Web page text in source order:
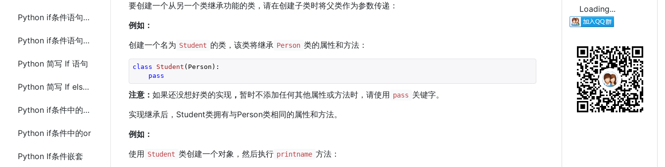
Python if条件语句中elif
Python if条件语句中else
Python 简写 If 语句
Python 简写 If else 语句
Python if条件中的and
Python if条件中的or
Python If条件嵌套
要创建一个从另一个类继承功能的类，请在创建子类时将父类作为参数传递：
例如：
创建一个名为 Student 的类，该类将继承 Person 类的属性和方法：
class Student (Person) :
pass
注意： 如果还没想好类的实现 ， 暂时不添加任何其他属性或方法时，请使用 pass 关键字。
实现继承后，Student类拥有与Person类相同的属性和方法。
例如：
使用 Student 类创建一个对象，然后执行 printname 方法：
Loading...